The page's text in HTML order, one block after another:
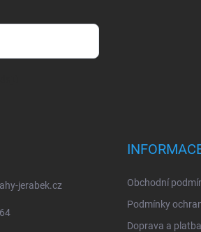
jerabek.cz
Obchodní
Podmínky
Doprava a platba